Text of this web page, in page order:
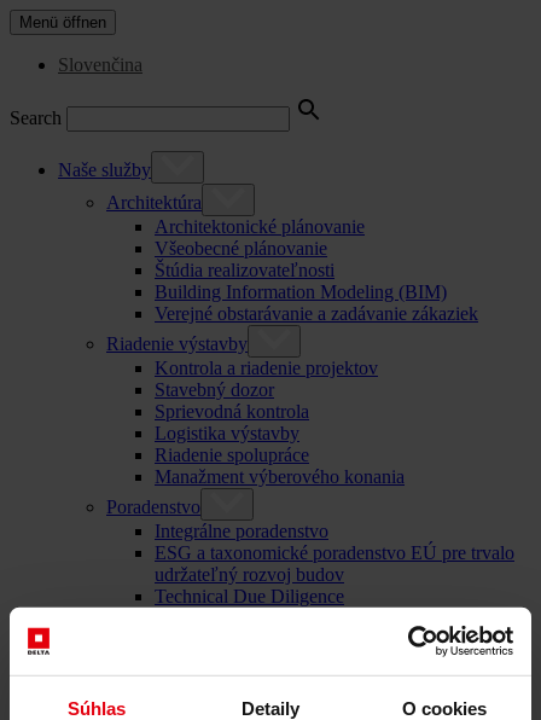
Súhlas Detaily O cookies
Menü öffnen
Slovenčina
Search
Naše služby
Architektúra
Architektonické plánovanie
Všeobecné plánovanie
Štúdia realizovateľnosti
Building Information Modeling (BIM)
Verejné obstarávanie a zadávanie zákaziek
Riadenie výstavby
Kontrola a riadenie projektov
Stavebný dozor
Sprievodná kontrola
Logistika výstavby
Riadenie spolupráce
Manažment výberového konania
Poradenstvo
Integrálne poradenstvo
ESG a taxonomické poradenstvo EÚ pre trvalo
udržateľný rozvoj budov
Technical Due Diligence
IT služby
Referencie